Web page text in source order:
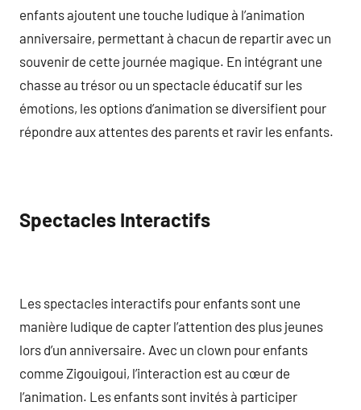
enfants ajoutent une touche ludique à l’animation
anniversaire, permettant à chacun de repartir avec un
souvenir de cette journée magique. En intégrant une
chasse au trésor ou un spectacle éducatif sur les
émotions, les options d’animation se diversifient pour
répondre aux attentes des parents et ravir les enfants.
Spectacles Interactifs
Les spectacles interactifs pour enfants sont une
manière ludique de capter l’attention des plus jeunes
lors d’un anniversaire. Avec un clown pour enfants
comme Zigouigoui, l’interaction est au cœur de
l’animation. Les enfants sont invités à participer